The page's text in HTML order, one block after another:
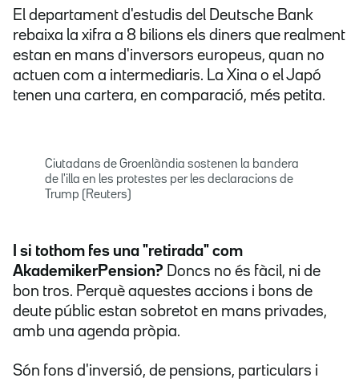
El departament d'estudis del Deutsche Bank
rebaixa la xifra a 8 bilions els diners que realment
estan en mans d'inversors europeus, quan no
actuen com a intermediaris. La Xina o el Japó
tenen una cartera, en comparació, més petita.
Ciutadans de Groenlàndia sostenen la bandera
de l'illa en les protestes per les declaracions de
Trump (Reuters)
I si tothom fes una "retirada" com
AkademikerPension? Doncs no és fàcil, ni de
bon tros. Perquè aquestes accions i bons de
deute públic estan sobretot en mans privades,
amb una agenda pròpia.
Són fons d'inversió, de pensions, particulars i